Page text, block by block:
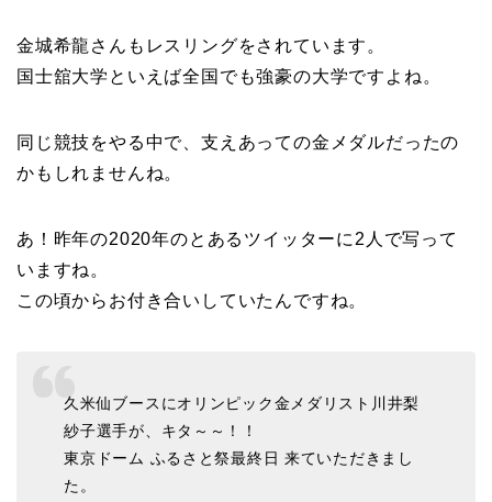
金城希龍さんもレスリングをされています。
国士舘大学といえば全国でも強豪の大学ですよね。
同じ競技をやる中で、支えあっての金メダルだったの
かもしれませんね。
あ！昨年の2020年のとあるツイッターに2人で写って
いますね。
この頃からお付き合いしていたんですね。
久米仙ブースにオリンピック金メダリスト川井梨
紗子選手が、キタ～～！！
東京ドーム ふるさと祭最終日 来ていただきまし
た。